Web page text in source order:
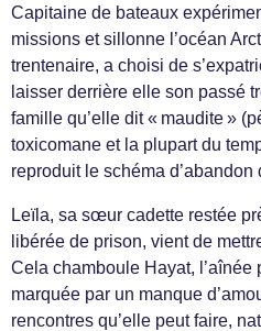
Capitaine de bateaux
missions et sillonne l’océan
trentenaire, a choisi de
laisser derrière elle son passé
famille qu’elle dit « maudite »
toxicomane et la plupart du
reproduit le schéma d’abandon
Leïla, sa sœur cadette restée
libérée de prison, vient de
Cela chamboule Hayat, l’aînée
marquée par un manque
rencontres qu’elle peut faire,